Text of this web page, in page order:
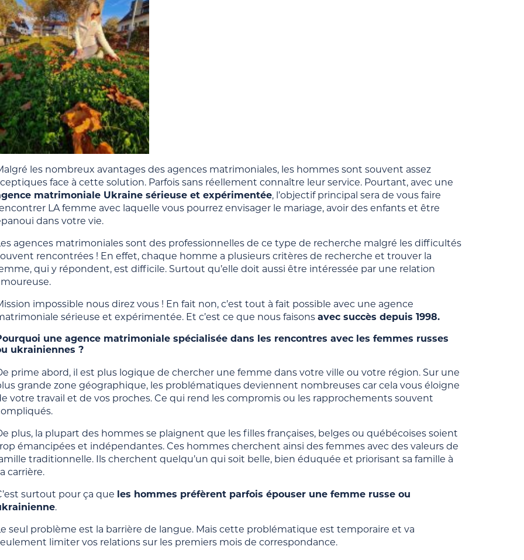
les nombreux avantages des agences matrimoniales, les hommes sont souvent assez
face à cette solution. Parfois sans réellement connaître leur service. Pourtant, avec une
matrimoniale Ukraine sérieuse et expérimentée, l’objectif principal sera de vous faire
LA femme avec laquelle vous pourrez envisager le mariage, avoir des enfants et être
dans votre vie.
agences matrimoniales sont des professionnelles de ce type de recherche malgré les difficultés
rencontrées ! En effet, chaque homme a plusieurs critères de recherche et trouver la
qui y répondent, est difficile. Surtout qu’elle doit aussi être intéressée par une relation
impossible nous direz vous ! En fait non, c’est tout à fait possible avec une agence
sérieuse et expérimentée. Et c’est ce que nous faisons avec succès depuis 1998.
une agence matrimoniale spécialisée dans les rencontres avec les femmes russes
ukrainiennes ?
prime abord, il est plus logique de chercher une femme dans votre ville ou votre région. Sur une
grande zone géographique, les problématiques deviennent nombreuses car cela vous éloigne
votre travail et de vos proches. Ce qui rend les compromis ou les rapprochements souvent
plus, la plupart des hommes se plaignent que les filles françaises, belges ou québécoises soient
émancipées et indépendantes. Ces hommes cherchent ainsi des femmes avec des valeurs de
traditionnelle. Ils cherchent quelqu’un qui soit belle, bien éduquée et priorisant sa famille à
carrière.
surtout pour ça que les hommes préfèrent parfois épouser une femme russe ou
.
seul problème est la barrière de langue. Mais cette problématique est temporaire et va
limiter vos relations sur les premiers mois de correspondance.